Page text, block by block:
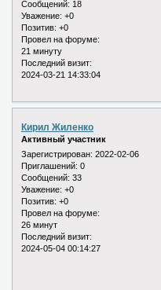
Сообщений: 18
Уважение: +0
Позитив: +0
Провел на форуме:
21 минуту
Последний визит:
2024-03-21 14:33:04
Кирил Жиленко
Активный участник
Зарегистрирован: 2022-02-06
Приглашений: 0
Сообщений: 33
Уважение: +0
Позитив: +0
Провел на форуме:
26 минут
Последний визит:
2024-05-04 00:14:27